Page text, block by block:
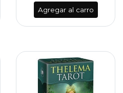
Agregar al carro